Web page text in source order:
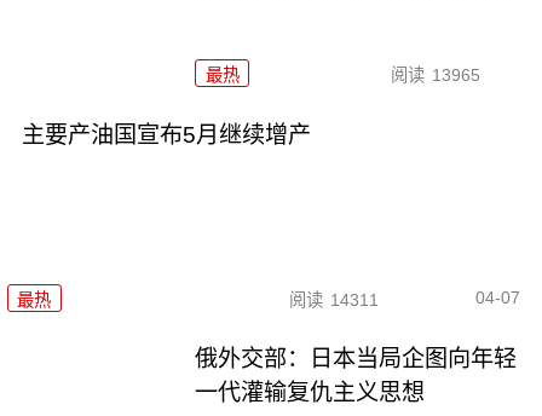
最热 阅读 13965
主要产油国宣布5月继续增产
最热 阅读 14311 04-07
俄外交部：日本当局企图向年轻
一代灌输复仇主义思想